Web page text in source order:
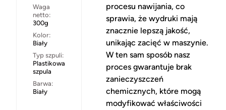
Waga
netto:
300g
Kolor:
Biały
Typ szpuli:
Plastikowa
szpula
Barwa:
Biały
procesu nawijania, co
sprawia, że wydruki mają
znacznie lepszą jakość,
unikając zacięć w maszynie.
W ten sam sposób nasz
proces gwarantuje brak
zanieczyszczeń
chemicznych, które mogą
modyfikować właściwości